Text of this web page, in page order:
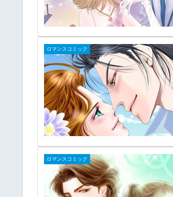
ロマンスコミック
ロマンスコミック